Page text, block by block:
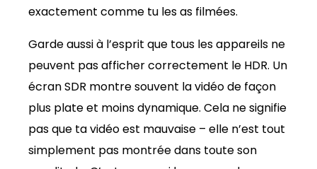
exactement comme tu les as filmées.
Garde aussi à l’esprit que tous les appareils ne
peuvent pas afficher correctement le HDR. Un
écran SDR montre souvent la vidéo de façon
plus plate et moins dynamique. Cela ne signifie
pas que ta vidéo est mauvaise – elle n’est tout
simplement pas montrée dans toute son